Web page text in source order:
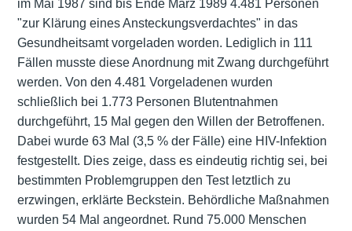
im Mai 1987 sind bis Ende März 1989 4.481 Personen
"zur Klärung eines Ansteckungsverdachtes" in das
Gesundheitsamt vorgeladen worden. Lediglich in 111
Fällen musste diese Anordnung mit Zwang durchgeführt
werden. Von den 4.481 Vorgeladenen wurden
schließlich bei 1.773 Personen Blutentnahmen
durchgeführt, 15 Mal gegen den Willen der Betroffenen.
Dabei wurde 63 Mal (3,5 % der Fälle) eine HIV-Infektion
festgestellt. Dies zeige, dass es eindeutig richtig sei, bei
bestimmten Problemgruppen den Test letztlich zu
erzwingen, erklärte Beckstein. Behördliche Maßnahmen
wurden 54 Mal angeordnet. Rund 75.000 Menschen